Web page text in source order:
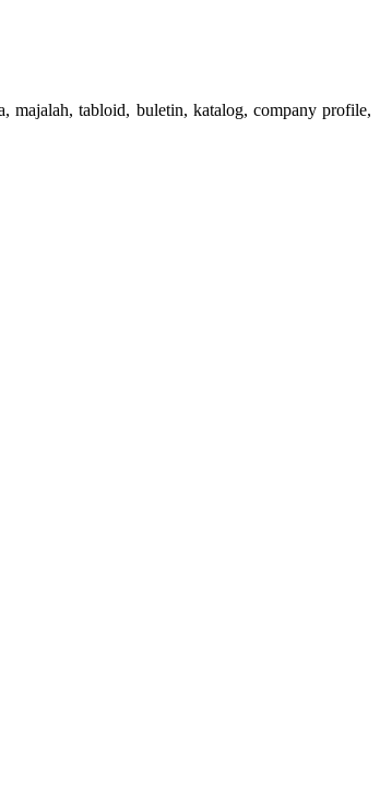
majalah, tabloid, buletin, katalog, company profile,